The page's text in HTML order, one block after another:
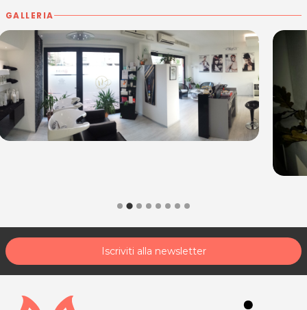
P.IVA 01741170938
Cel. 3407423534
Per ulteriori informazioni sull'offerta o sulle modalità di
acquisto scrivi a posta@espevia.it
GALLERIA
Iscriviti alla newsletter